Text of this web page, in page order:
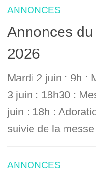
ANNONCES
Annonces
2026
Mardi 2 juin : 9h :
3 juin : 18h30 :
juin : 18h :
suivie de la messe
ANNONCES